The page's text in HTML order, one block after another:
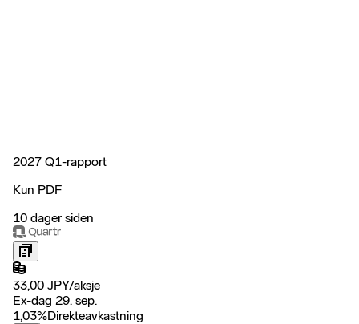
2027 Q1-rapport
Kun PDF
10 dager siden
33,00 JPY/aksje
Ex-dag 29. sep.
1,03%Direkteavkastning